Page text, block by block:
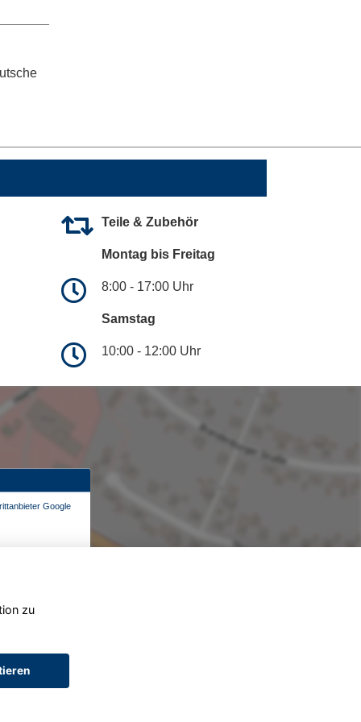
Teile & Zubehör
Montag bis Freitag
8:00 - 17:00 Uhr
Samstag
10:00 - 12:00 Uhr
Google
zu